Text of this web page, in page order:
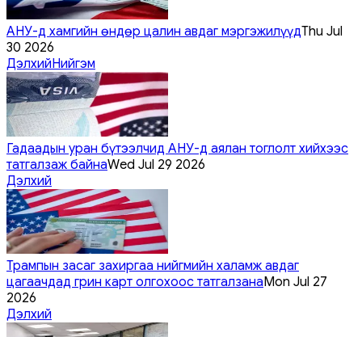
АНУ-д хамгийн өндөр цалин авдаг мэргэжилүүдThu Jul
30 2026
ДэлхийНийгэм
Гадаадын уран бүтээлчид АНУ-д аялан тоглолт хийхээс
татгалзаж байнаWed Jul 29 2026
Дэлхий
Трампын засаг захиргаа нийгмийн халамж авдаг
цагаачдад грин карт олгохоос татгалзанаMon Jul 27
2026
Дэлхий